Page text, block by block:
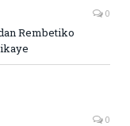
0
Rembetiko
0